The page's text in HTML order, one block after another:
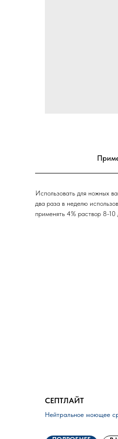
Использовать для ножных
два раза в неделю
применять 4% раствор 8-10
СЕПТЛАЙТ
Нейтральное моющее